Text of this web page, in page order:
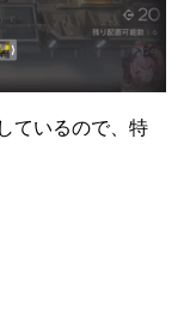
ているので、特